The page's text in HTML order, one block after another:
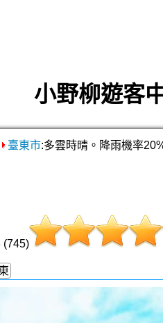
小野柳遊客
臺東市:多雲時晴。降雨機率
(745)